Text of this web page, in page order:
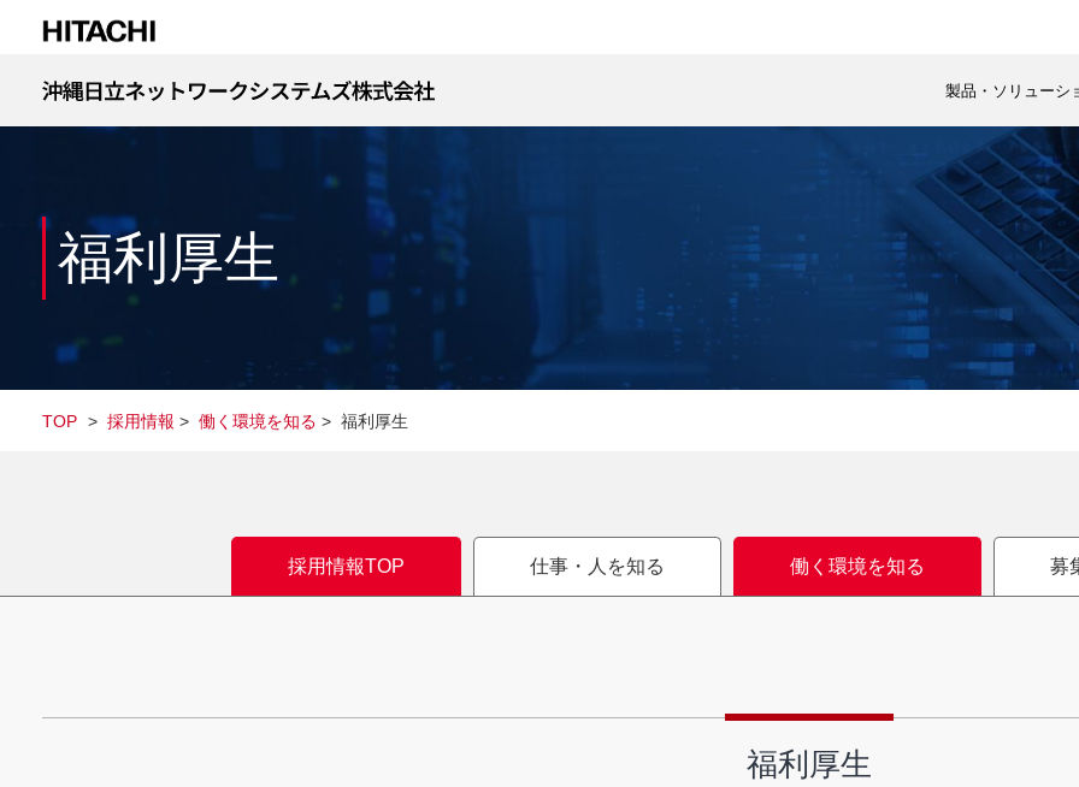
製品・ソリューシ
福利厚生
TOP > 採用情報 > 働く環境を知る > 福利厚生
採用情報TOP 仕事・人を知る 働く環境を知る 募
福利厚生